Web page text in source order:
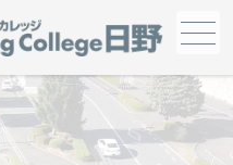
メニュー